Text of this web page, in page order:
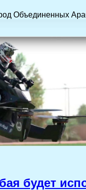
Объединенных
будет